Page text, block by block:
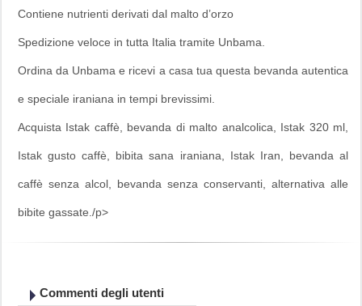
Contiene nutrienti derivati dal malto d’orzo
Spedizione veloce in tutta Italia tramite Unbama.
Ordina da Unbama e ricevi a casa tua questa bevanda autentica
e speciale iraniana in tempi brevissimi.
Acquista Istak caffè, bevanda di malto analcolica, Istak 320 ml,
Istak gusto caffè, bibita sana iraniana, Istak Iran, bevanda al
caffè senza alcol, bevanda senza conservanti, alternativa alle
bibite gassate./p>
Commenti degli utenti